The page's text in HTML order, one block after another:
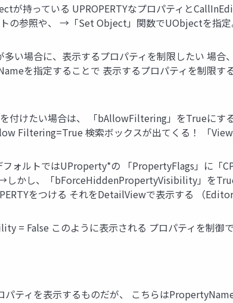
持っている UPROPERTYなプロパティと
の参照や、 →「Set Object」関数でUObjectを指
い場合に、表示するプロパティを制限したい 場
を指定することで 表示するプロパティを制限す
けたい場合は、 「bAllowFiltering」をTrueにす
Filtering=True 検索ボックスが出てくる！ 「
ォルトではUProperty*の 「PropertyFlags」に「
かし、「bForceHiddenPropertyVisibility」を
をつける それをDetailViewで表示する （
= False このように表示される プロパティを制
ティを表示するものだが、 こちらは